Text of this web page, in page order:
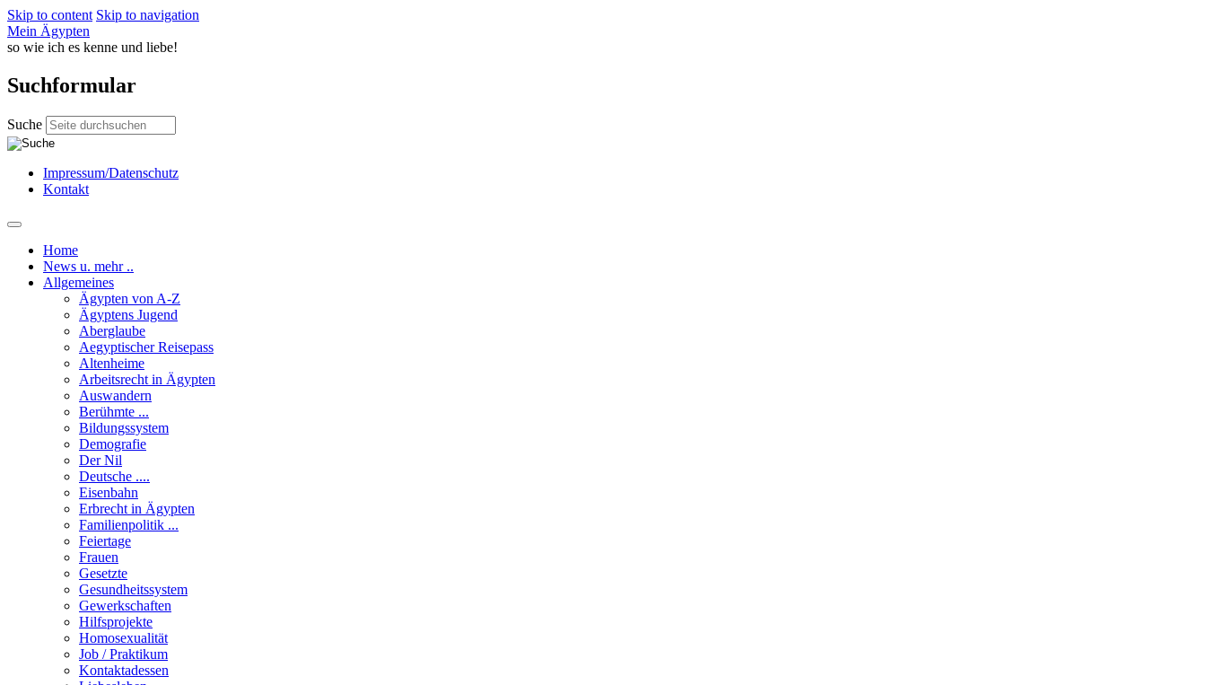
Skip to content Skip to navigation
Mein Ägypten
so wie ich es kenne und liebe!
Suchformular
Suche
Impressum/Datenschutz
Kontakt
Home
News u. mehr ..
Allgemeines
Ägypten von A-Z
Ägyptens Jugend
Aberglaube
Aegyptischer Reisepass
Altenheime
Arbeitsrecht in Ägypten
Auswandern
Berühmte ...
Bildungssystem
Demografie
Der Nil
Deutsche ....
Eisenbahn
Erbrecht in Ägypten
Familienpolitik ...
Feiertage
Frauen
Gesetzte
Gesundheitssystem
Gewerkschaften
Hilfsprojekte
Homosexualität
Job / Praktikum
Kontaktadessen